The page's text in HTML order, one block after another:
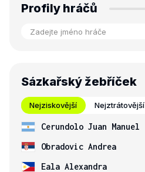
Profily hráčů
Sázkařský žebříček
Nejziskovější Nejztrátovější
Cerundolo Juan Manuel
Obradovic Andrea
Eala Alexandra